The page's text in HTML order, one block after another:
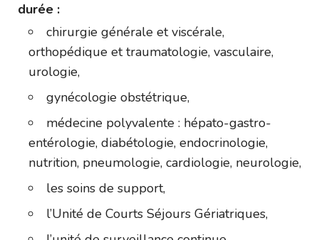
durée :
chirurgie générale et viscérale,
orthopédique et traumatologie, vasculaire,
urologie,
gynécologie obstétrique,
médecine polyvalente : hépato-gastro-
entérologie, diabétologie, endocrinologie,
nutrition, pneumologie, cardiologie, neurologie,
les soins de support,
l’Unité de Courts Séjours Gériatriques,